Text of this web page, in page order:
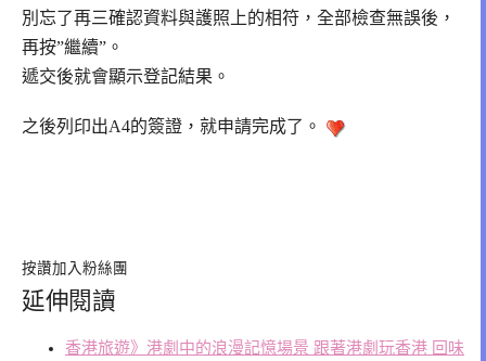
別忘了再三確認資料與護照上的相符，全部檢查無誤後，
再按”繼續”。
遞交後就會顯示登記結果。
之後列印出A4的簽證，就申請完成了。
按讚加入粉絲團
延伸閱讀
香港旅遊》港劇中的浪漫記憶場景 跟著港劇玩香港 回味